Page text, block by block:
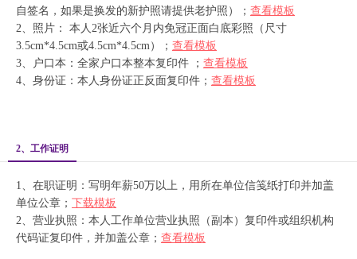
自签名，如果是换发的新护照请提供老护照）； 查看模板
2、照片： 本人2张近六个月内免冠正面白底彩照（尺寸
3.5cm*4.5cm或4.5cm*4.5cm）； 查看模板
3、户口本：全家户口本整本复印件 ； 查看模板
4、身份证：本人身份证正反面复印件； 查看模板
2、工作证明
1、在职证明：写明年薪50万以上，用所在单位信笺纸打印并加盖
单位公章； 下载模板
2、营业执照：本人工作单位营业执照（副本）复印件或组织机构
代码证复印件，并加盖公章； 查看模板